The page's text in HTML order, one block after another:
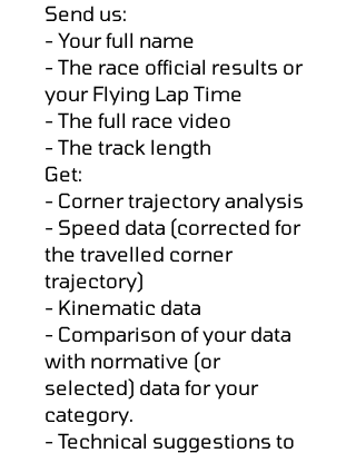
Send us:
- Your full name
- The race official results or
your Flying Lap Time
- The full race video
- The track length
Get:
- Corner trajectory analysis
- Speed data (corrected for
the travelled corner
trajectory)
- Kinematic data
- Comparison of your data
with normative (or
selected) data for your
category.
- Technical suggestions to